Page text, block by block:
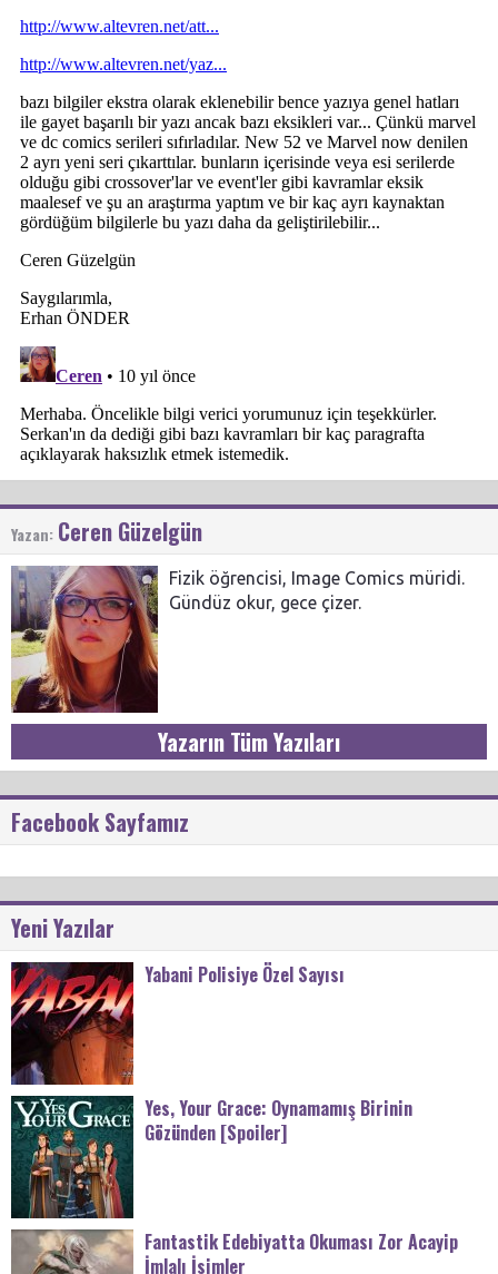
Yazan: Ceren Güzelgün
Fizik öğrencisi, Image Comics müridi.
Gündüz okur, gece çizer.
Yazarın Tüm Yazıları
Facebook Sayfamız
Yeni Yazılar
Yabani Polisiye Özel Sayısı
Yes, Your Grace: Oynamamış Birinin
Gözünden [Spoiler]
Fantastik Edebiyatta Okuması Zor Acayip
İmlalı İsimler